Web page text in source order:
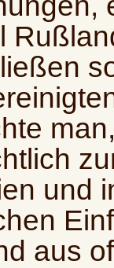
und
aus